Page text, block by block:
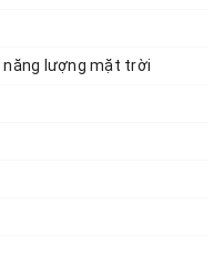
dự án)
(OEM theo yêu
điện (OEM theo yêu
năng lượng mặt trời